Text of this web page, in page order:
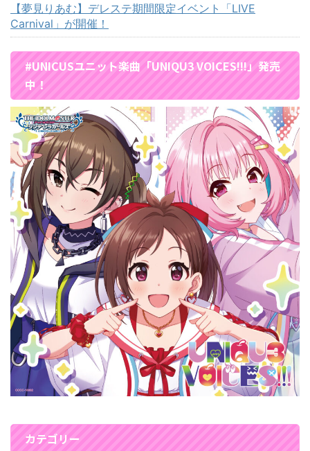
【夢見りあむ】デレステ期間限定イベント「LIVE
Carnival」が開催！
#UNICUSユニット楽曲「UNIQU3 VOICES!!!」発売
中！
カテゴリー